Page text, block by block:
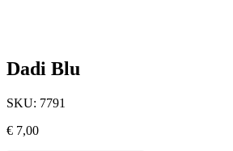
Dadi Blu
SKU: 7791
€ 7,00